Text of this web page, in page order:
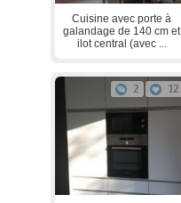
Cuisine avec porte à
galandage de 140 cm et
ilot central (avec ...
2 12